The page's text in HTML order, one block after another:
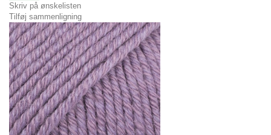
Skriv på ønskelisten
Tilføj sammenligning